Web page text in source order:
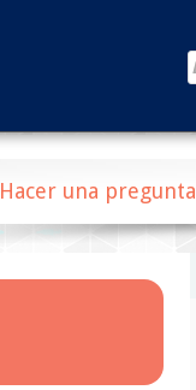
Hacer una pregunta